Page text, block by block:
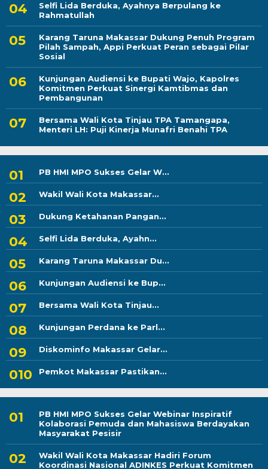
Selfi Lida Berduka, Ayahnya Berpulang ke
Rahmatullah
Karang Taruna Makassar Dukung Penuh Program
Pilah Sampah, Appi Perkuat Peran sebagai Pilar
Sosial
Kunjungan Audiensi ke Bupati Wajo, Kapolres
Komitmen Perkuat Sinergi Kamtibmas dan
Pembangunan
Bersama Wali Kota Tinjau TPA Tamangapa,
Menteri LH: Puji Kinerja Munafri Benahi TPA
PB HMI MPO Sukses Gelar W...
Wakil Wali Kota Makassar...
Dukung Ketahanan Pangan...
Selfi Lida Berduka, Ayahn...
Karang Taruna Makassar Du...
Kunjungan Audiensi ke Bup...
Bersama Wali Kota Tinjau...
Kunjungan Perdana ke Parl...
Diskominfo Makassar Gelar...
Pemkot Makassar Pastikan...
PB HMI MPO Sukses Gelar Webinar Inspiratif
Kolaborasi Pemuda dan Mahasiswa Berdayakan
Masyarakat Pesisir
Wakil Wali Kota Makassar Hadiri Forum
Koordinasi Nasional ADINKES Perkuat Komitmen